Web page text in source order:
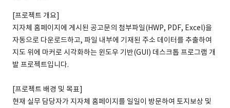
[프로젝트 개요]
지자체 홈페이지에 게시된 공고문의 첨부파일(HWP, PDF, Excel)을
자동으로 다운로드하고, 파일 내부에 기재된 주소 데이터를 추출하여
지도 위에 마커로 시각화하는 윈도우 기반(GUI) 데스크톱 프로그램 개
발 프로젝트입니다.
[프로젝트 배경 및 목표]
현재 실무 담당자가 지자체 홈페이지를 일일이 방문하여 토지보상 및